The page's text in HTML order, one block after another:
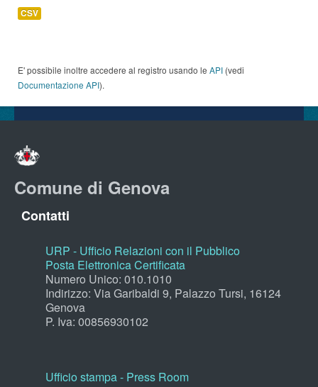
CSV
E' possibile inoltre accedere al registro usando le API (vedi
Documentazione API).
Comune di Genova
Contatti
URP - Ufficio Relazioni con il Pubblico
Posta Elettronica Certificata
Numero Unico: 010.1010
Indirizzo: Via Garibaldi 9, Palazzo Tursi, 16124
Genova
P. Iva: 00856930102
Ufficio stampa - Press Room